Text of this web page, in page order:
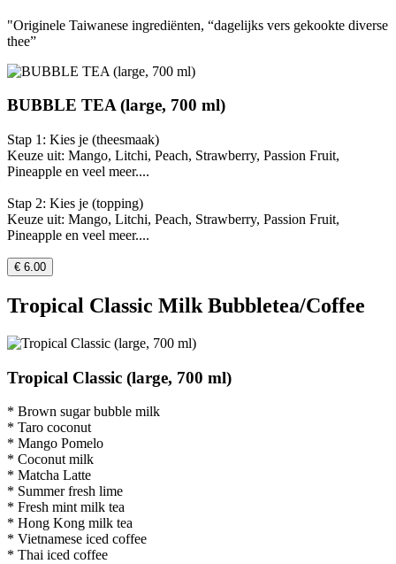
"Originele Taiwanese ingrediënten, “dagelijks vers gekookte diverse
thee”
BUBBLE TEA (large, 700 ml)
Stap 1: Kies je (theesmaak)
Keuze uit: Mango, Litchi, Peach, Strawberry, Passion Fruit,
Pineapple en veel meer....
Stap 2: Kies je (topping)
Keuze uit: Mango, Litchi, Peach, Strawberry, Passion Fruit,
Pineapple en veel meer....
€ 6.00
Tropical Classic Milk Bubbletea/Coffee
Tropical Classic (large, 700 ml)
* Brown sugar bubble milk
* Taro coconut
* Mango Pomelo
* Coconut milk
* Matcha Latte
* Summer fresh lime
* Fresh mint milk tea
* Hong Kong milk tea
* Vietnamese iced coffee
* Thai iced coffee